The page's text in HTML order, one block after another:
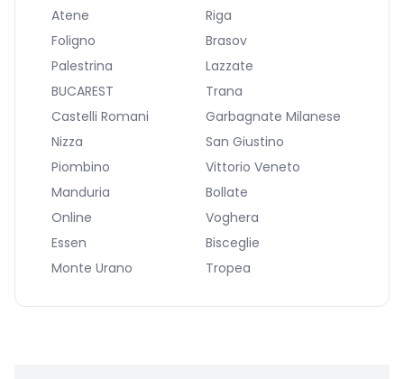
Atene
Riga
Foligno
Brasov
Palestrina
Lazzate
BUCAREST
Trana
Castelli Romani
Garbagnate Milanese
Nizza
San Giustino
Piombino
Vittorio Veneto
Manduria
Bollate
Online
Voghera
Essen
Bisceglie
Monte Urano
Tropea